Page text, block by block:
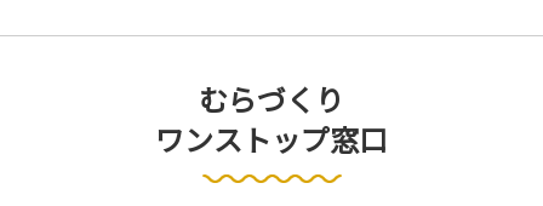
むらづくり
ワンストップ窓口